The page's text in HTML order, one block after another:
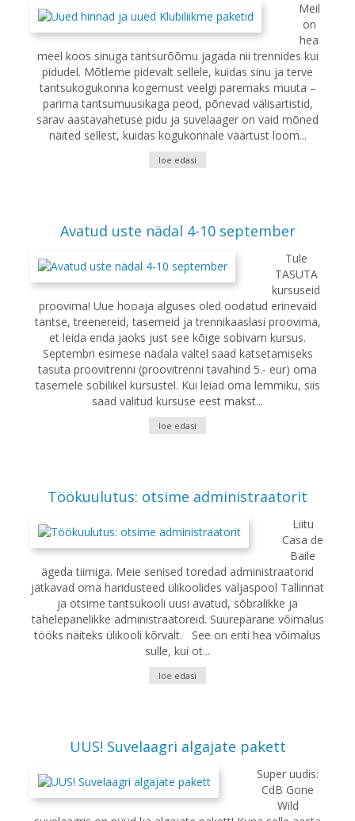
Meil
on
hea
meel koos sinuga tantsurõõmu jagada nii trennides kui
pidudel. Mõtleme pidevalt sellele, kuidas sinu ja terve
tantsukogukonna kogemust veelgi paremaks muuta –
parima tantsumuusikaga peod, põnevad välisartistid,
särav aastavahetuse pidu ja suvelaager on vaid mõned
näited sellest, kuidas kogukonnale väärtust loom...
loe edasi
Avatud uste nädal 4-10 september
Tule
TASUTA
kursuseid
proovima! Uue hooaja alguses oled oodatud erinevaid
tantse, treenereid, tasemeid ja trennikaaslasi proovima,
et leida enda jaoks just see kõige sobivam kursus.
Septembri esimese nädala vältel saad katsetamiseks
tasuta proovitrenni (proovitrenni tavahind 5.- eur) oma
tasemele sobilikel kursustel. Kui leiad oma lemmiku, siis
saad valitud kursuse eest makst...
loe edasi
Töökuulutus: otsime administraatorit
Liitu
Casa de
Baile
ägeda tiimiga. Meie senised toredad administraatorid
jätkavad oma haridusteed ülikoolides väljaspool Tallinnat
ja otsime tantsukooli uusi avatud, sõbralikke ja
tähelepanelikke administraatoreid. Suurepärane võimalus
tööks näiteks ülikooli kõrvalt. See on eriti hea võimalus
sulle, kui ot...
loe edasi
UUS! Suvelaagri algajate pakett
Super uudis:
CdB Gone
Wild